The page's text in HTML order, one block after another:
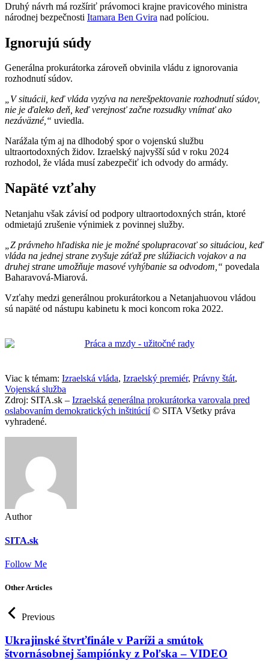
Druhý návrh má rozšíriť právomoci krajne pravicového ministra
národnej bezpečnosti Itamara Ben Gvira nad políciou.
Ignorujú súdy
Generálna prokurátorka zároveň obvinila vládu z ignorovania
rozhodnutí súdov.
„V situácii, keď vláda vyzýva na nerešpektovanie rozhodnutí súdov,
nie je ďaleko deň, keď verejnosť začne rozsudky vnímať ako
nezáväzné,“ uviedla.
Narážala tým aj na dlhodobý spor o vojenskú službu
ultraortodoxných židov. Izraelský najvyšší súd v roku 2024
rozhodol, že vláda musí zabezpečiť ich odvody do armády.
Napäté vzťahy
Netanjahu však závisí od podpory ultraortodoxných strán, ktoré
odmietajú zrušenie výnimiek z povinnej služby.
„Z právneho hľadiska nie je možné spolupracovať so situáciou, keď
vláda na jednej strane zvyšuje záťaž pre slúžiacich vojakov a na
druhej strane umožňuje masové vyhýbanie sa odvodom,“ povedala
Baharavová-Miarová.
Vzťahy medzi generálnou prokurátorkou a Netanjahuovou vládou
sú napäté od nástupu kabinetu k moci koncom roka 2022.
Viac k témam: Izraelská vláda, Izraelský premiér, Právny štát,
Vojenská služba
Zdroj: SITA.sk – Izraelská generálna prokurátorka varovala pred
oslabovaním demokratických inštitúcií© SITA Všetky práva
vyhradené.
Author
SITA.sk
Follow Me
Other Articles
Previous
Ukrajinské štvrťfinále v Paríži a smútok
štvornásobnej šampiónky z Poľska – VIDEO